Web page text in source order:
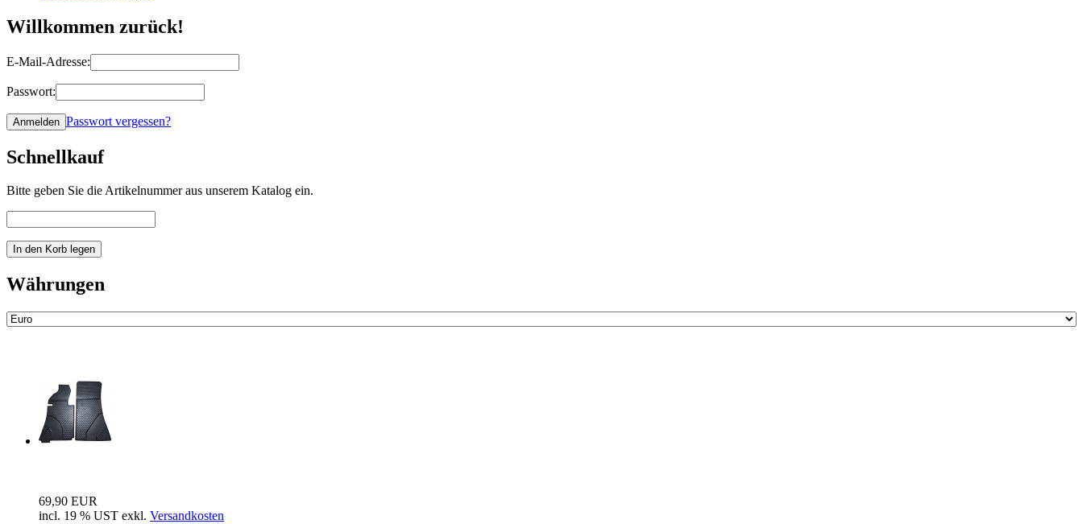
Willkommen zurück!
E-Mail-Adresse:
Passwort:
Passwort vergessen?
Schnellkauf
Bitte geben Sie die Artikelnummer aus unserem Katalog ein.
Währungen
69,90 EUR
incl. 19 % UST exkl. Versandkosten